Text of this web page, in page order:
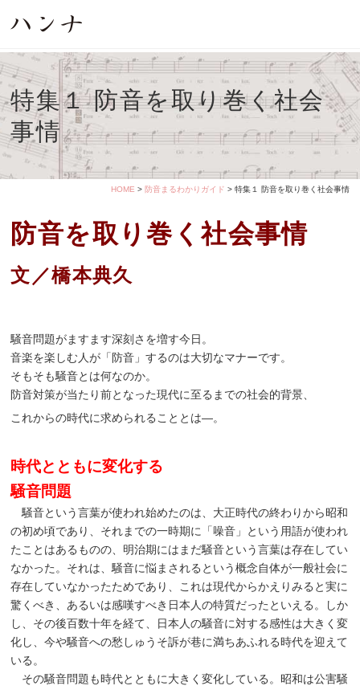
特集１ 防音を取り巻く社会
事情
HOME > 防音まるわかりガイド > 特集１ 防音を取り巻く社会事情
防音を取り巻く社会事情
文／橋本典久
騒音問題がますます深刻さを増す今日。
音楽を楽しむ人が「防音」するのは大切なマナーです。
そもそも騒音とは何なのか。
防音対策が当たり前となった現代に至るまでの社会的背景、
これからの時代に求められることとは―。
時代とともに変化する
騒音問題
騒音という言葉が使われ始めたのは、大正時代の終わりから昭和
の初め頃であり、それまでの一時期に「噪音」という用語が使われ
たことはあるものの、明治期にはまだ騒音という言葉は存在してい
なかった。それは、騒音に悩まされるという概念自体が一般社会に
存在していなかったためであり、これは現代からかえりみると実に
驚くべき、あるいは感嘆すべき日本人の特質だったといえる。しか
し、その後百数十年を経て、日本人の騒音に対する感性は大きく変
化し、今や騒音への愁しゅうそ訴が巷に満ちあふれる時代を迎えて
いる。
その騒音問題も時代とともに大きく変化している。昭和は公害騒